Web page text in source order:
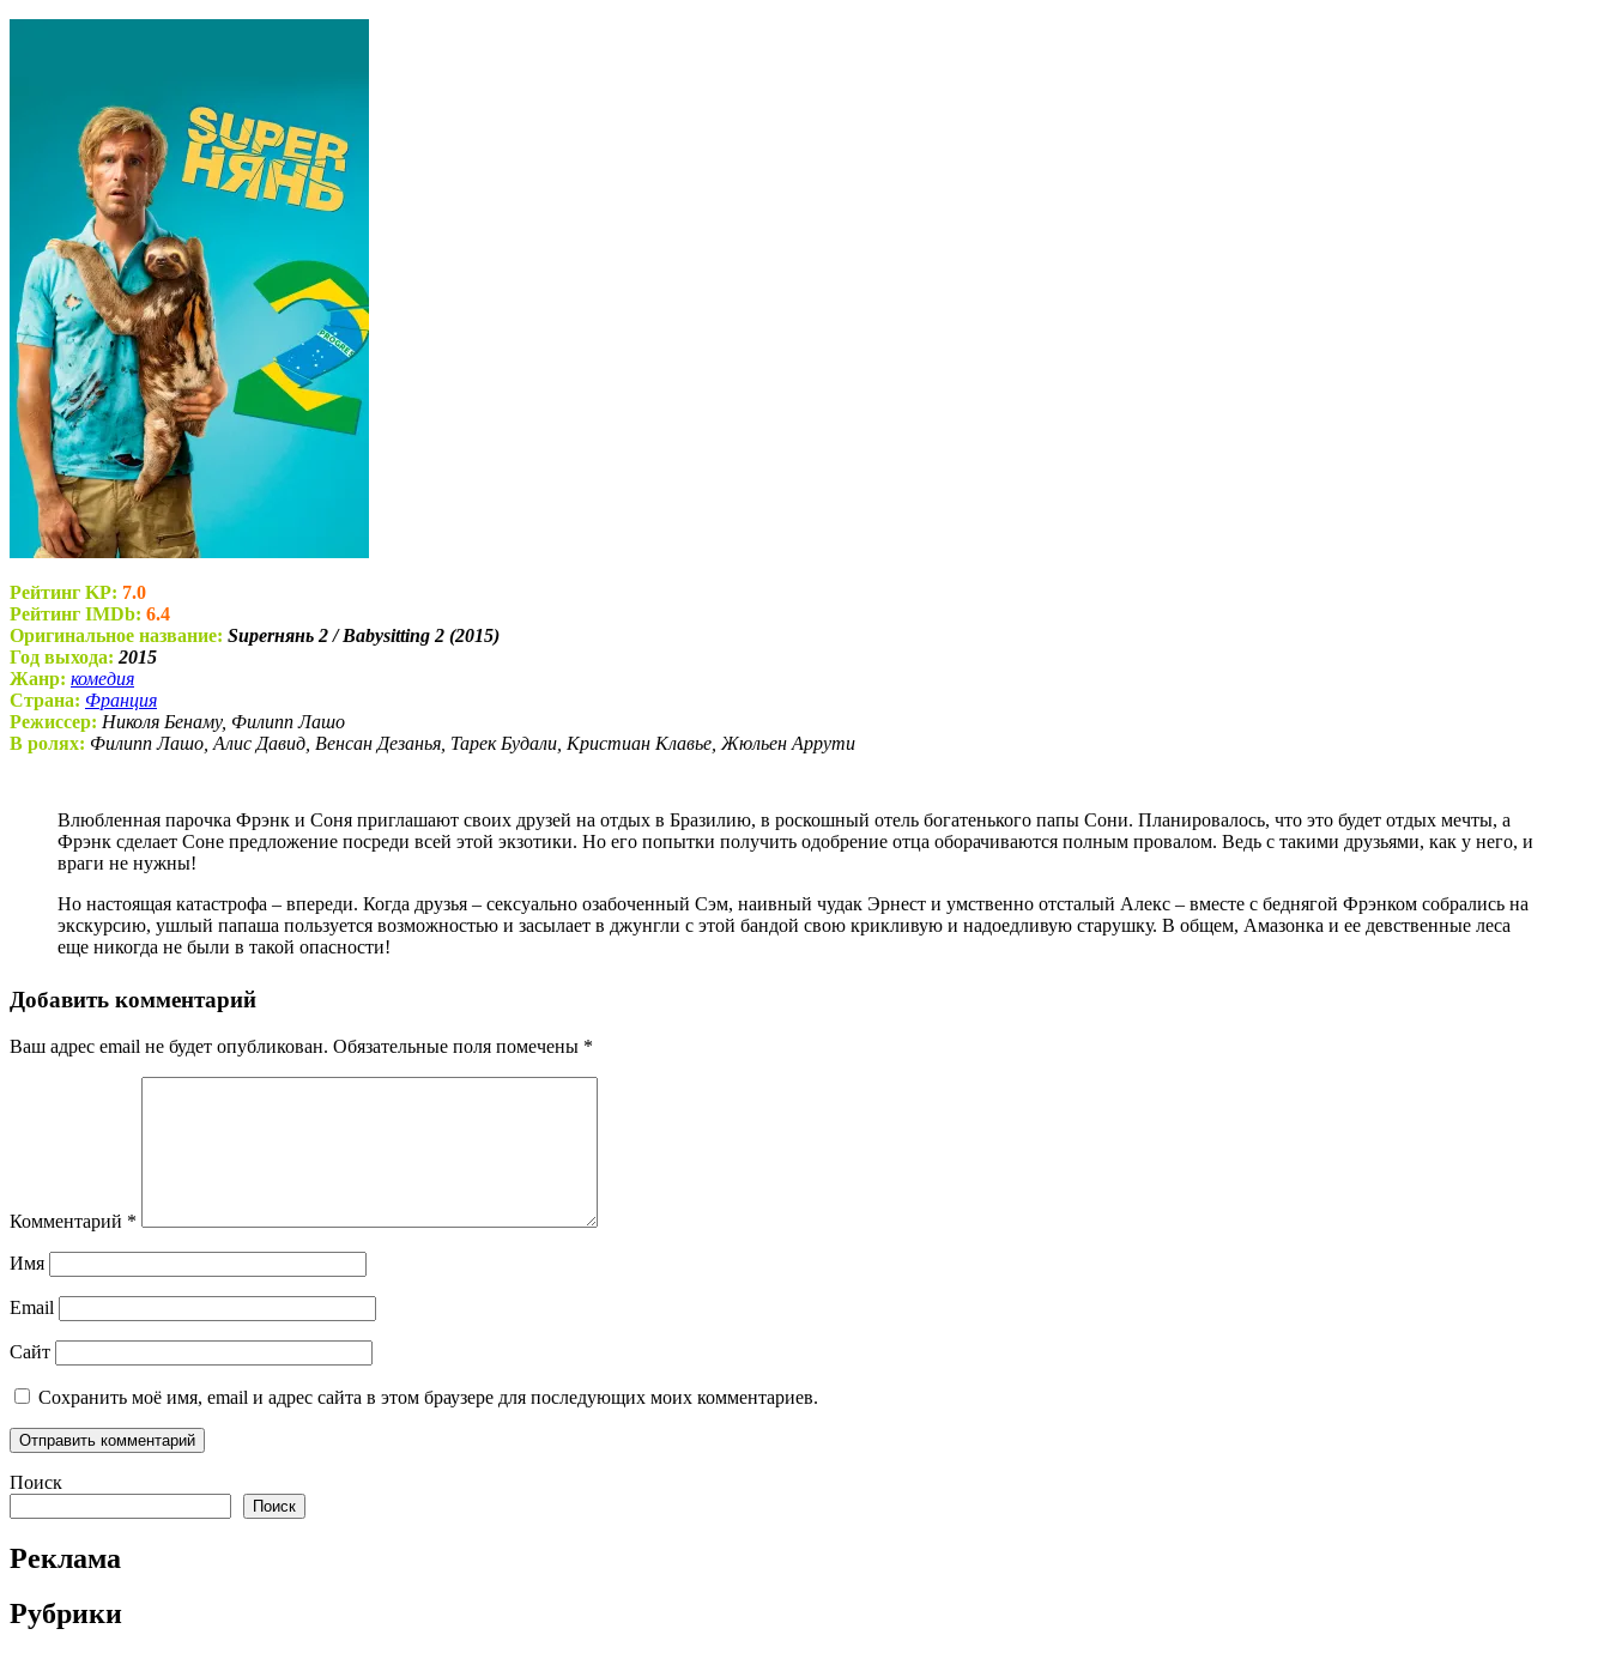
Рейтинг KP: 7.0
Рейтинг IMDb: 6.4
Оригинальное название: Superнянь 2 / Babysitting 2 (2015)
Год выхода: 2015
Жанр: комедия
Страна: Франция
Режиссер: Николя Бенаму, Филипп Лашо
В ролях: Филипп Лашо, Алис Давид, Венсан Дезанья, Тарек Будали, Кристиан Клавье, Жюльен Аррути
Влюбленная парочка Фрэнк и Соня приглашают своих друзей на отдых в Бразилию, в роскошный отель богатенького папы Сони. Планировалось, что это будет отдых мечты, а
Фрэнк сделает Соне предложение посреди всей этой экзотики. Но его попытки получить одобрение отца оборачиваются полным провалом. Ведь с такими друзьями, как у него, и
враги не нужны!
Но настоящая катастрофа – впереди. Когда друзья – сексуально озабоченный Сэм, наивный чудак Эрнест и умственно отсталый Алекс – вместе с беднягой Фрэнком собрались на
экскурсию, ушлый папаша пользуется возможностью и засылает в джунгли с этой бандой свою крикливую и надоедливую старушку. В общем, Амазонка и ее девственные леса
еще никогда не были в такой опасности!
Добавить комментарий
Ваш адрес email не будет опубликован. Обязательные поля помечены *
Комментарий *
Имя
Email
Сайт
Сохранить моё имя, email и адрес сайта в этом браузере для последующих моих комментариев.
Поиск
Поиск
Реклама
Рубрики